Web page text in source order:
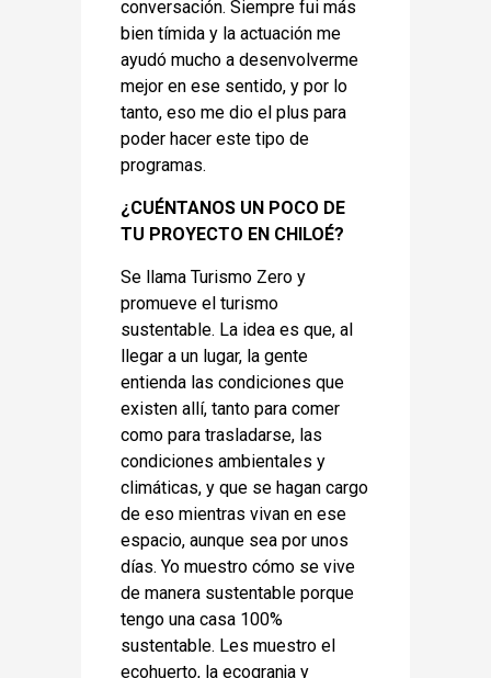
conversación. Siempre fui más
bien tímida y la actuación me
ayudó mucho a desenvolverme
mejor en ese sentido, y por lo
tanto, eso me dio el plus para
poder hacer este tipo de
programas.
¿CUÉNTANOS UN POCO DE
TU PROYECTO EN CHILOÉ?
Se llama Turismo Zero y
promueve el turismo
sustentable. La idea es que, al
llegar a un lugar, la gente
entienda las condiciones que
existen allí, tanto para comer
como para trasladarse, las
condiciones ambientales y
climáticas, y que se hagan cargo
de eso mientras vivan en ese
espacio, aunque sea por unos
días. Yo muestro cómo se vive
de manera sustentable porque
tengo una casa 100%
sustentable. Les muestro el
ecohuerto, la ecogranja y